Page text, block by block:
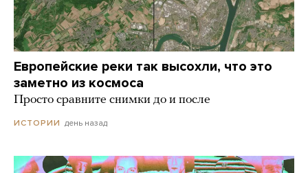
Европейские реки так высохли, что это
заметно из космоса
Просто сравните снимки до и после
ИСТОРИИ день назад